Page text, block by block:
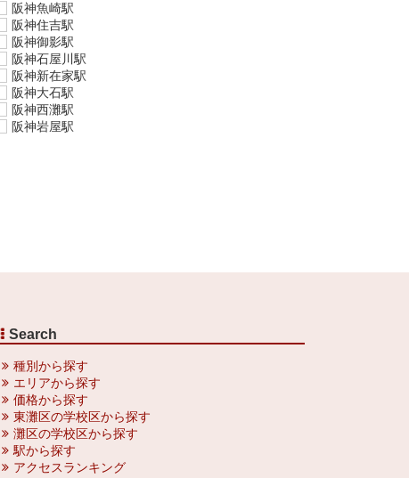
阪神魚崎駅
阪神住吉駅
阪神御影駅
阪神石屋川駅
阪神新在家駅
阪神大石駅
阪神西灘駅
阪神岩屋駅
Search
種別から探す
エリアから探す
価格から探す
東灘区の学校区から探す
灘区の学校区から探す
駅から探す
アクセスランキング